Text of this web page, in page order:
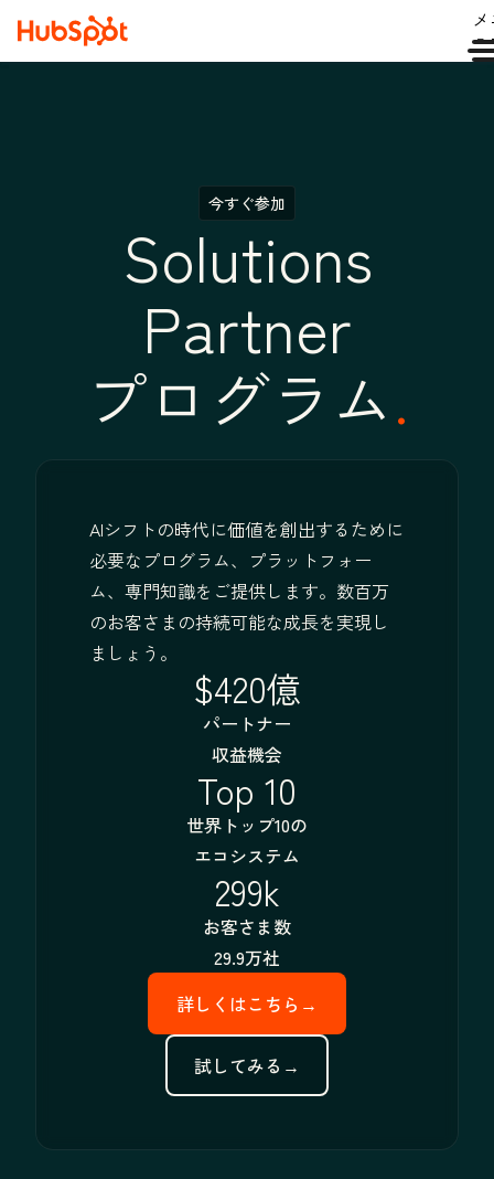
今すぐ参加
Solutions
Partner
プログラム
AIシフトの時代に価値を創出するために
必要なプログラム、プラットフォー
ム、専門知識をご提供します。数百万
のお客さまの持続可能な成長を実現し
ましょう。
$420億
パートナー
収益機会
Top 10
世界トップ10の
エコシステム
299k
お客さま数
29.9万社
詳しくはこちら→
試してみる→